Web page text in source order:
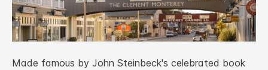
Made famous by John Steinbeck's celebrated book